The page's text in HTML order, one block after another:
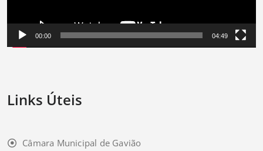
00:00 04:49
Links Úteis
Câmara Municipal de Gavião